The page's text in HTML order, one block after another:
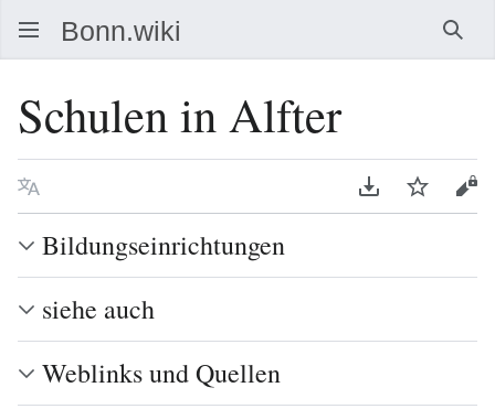
Schulen in Alfter
Sprache PDF
Bildungseinrichtungen
siehe auch
Weblinks und Quellen